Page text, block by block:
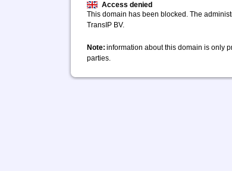
Access denied
This domain has been blocked. The
TransIP BV.
Note: information about this domain is only
parties.